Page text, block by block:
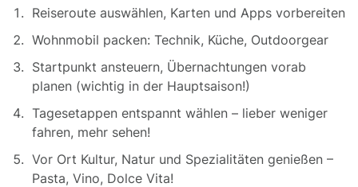
Reiseroute auswählen, Karten und Apps vorbereiten
Wohnmobil packen: Technik, Küche, Outdoorgear
Startpunkt ansteuern, Übernachtungen vorab
planen (wichtig in der Hauptsaison!)
Tagesetappen entspannt wählen – lieber weniger
fahren, mehr sehen!
Vor Ort Kultur, Natur und Spezialitäten genießen –
Pasta, Vino, Dolce Vita!